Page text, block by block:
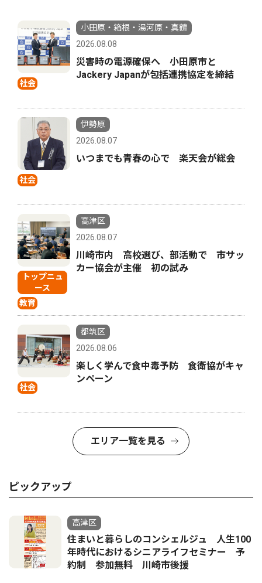
社会
小田原・箱根・湯河原・真鶴
2026.08.08
災害時の電源確保へ 小田原市と
Jackery Japanが包括連携協定を締結
社会
伊勢原
2026.08.07
いつまでも青春の心で 楽天会が総会
トップニュ
ース
教育
高津区
2026.08.07
川崎市内 高校選び、部活動で 市サッ
カー協会が主催 初の試み
社会
都筑区
2026.08.06
楽しく学んで食中毒予防 食衛協がキャ
ンペーン
エリア一覧を見る
ピックアップ
高津区
住まいと暮らしのコンシェルジュ 人生100
年時代におけるシニアライフセミナー 予
約制 参加無料 川崎市後援